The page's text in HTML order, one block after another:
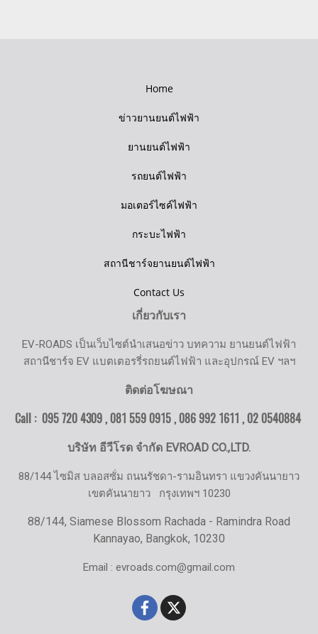
Home
ข่าวยานยนต์ไฟฟ้า
ยานยนต์ไฟฟ้า
รถยนต์ไฟฟ้า
มอเตอร์ไซค์ไฟฟ้า
กระบะไฟฟ้า
สถานีชาร์จยานยนต์ไฟฟ้า
Contact Us
เกี่ยวกับเรา
EV-ROADS เป็นเว็บไซต์นำเสนอข่าว บทความ ยานยนต์ไฟฟ้า
สถานีชาร์จ EV แบตเตอรรี่รถยนต์ไฟฟ้า และอุปกรณ์ EV ฯลฯ
ติดต่อโฆษณา
Call : 095 720 4309 , 081 559 0915 , 086 992 1611 ,02 0540884
บริษัท อีวีโรด จำกัด EVROAD CO.,LTD.
88/144 ไซมิส บลอสซั่ม ถนนรัชดา-รามอินทรา แขวงคันนายาว
เขตคันนายาว กรุงเทพฯ 10230
88/144, Siamese Blossom Rachada - Ramindra Road
Kannayao, Bangkok, 10230
Email : evroads.com@gmail.com